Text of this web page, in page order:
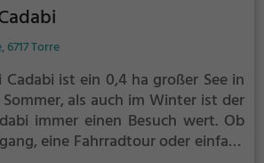
Torre
ist ein 0,4 ha großer See in
als auch im Winter ist der
immer einen Besuch wert. Ob
eine Fahrradtour oder einfach